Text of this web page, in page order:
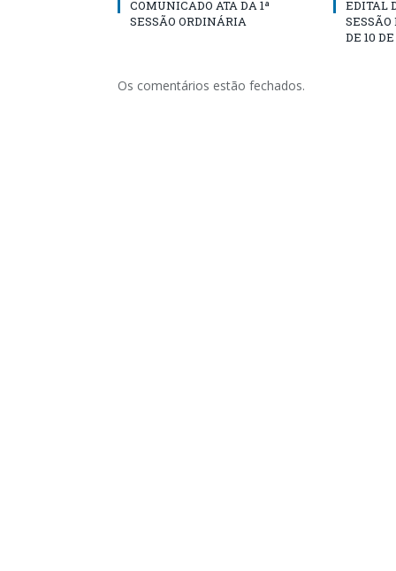
COMUNICADO ATA DA 1ª
SESSÃO ORDINÁRIA
EDITAL
DE 10
Os comentários estão fechados.